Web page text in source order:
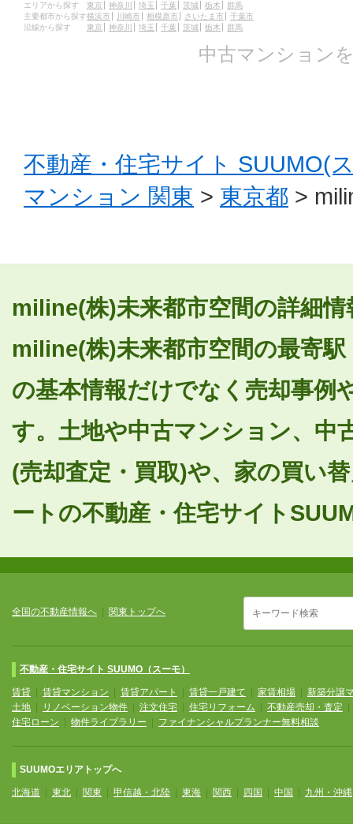
エリアから探す 東京 神奈川 埼玉 千葉 茨城 栃木
群馬
主要都市から探す横浜市 川崎市 相模原市 さいたま市
千葉市
沿線から探す
東京 神奈川 埼玉 千葉 茨城 栃木 群馬
中古マンション
不動産・住宅サイト SUUMO(
マンション 関東 > 東京都 >
miline(株)未来都市空間の詳細
miline(株)未来都市空間の最寄
の基本情報だけでなく売却事例
す。土地や中古マンション、中
(売却査定・買取)や、家の買い
ートの不動産・住宅サイト
全国の不動産情報へ 関東トップへ
不動産・住宅サイト SUUMO（スーモ）
賃貸 賃貸マンション 賃貸アパート 賃貸一戸建て 家賃相場
新築分譲
土地
リノベーション物件 注文住宅 住宅リフォーム 不動産売却・査定
住宅ローン
物件ライブラリー ファイナンシャルプランナー無料相談
SUUMOエリアトップへ
北海道 東北 関東 甲信越・北陸 東海 関西 四国 中国 九州・沖縄